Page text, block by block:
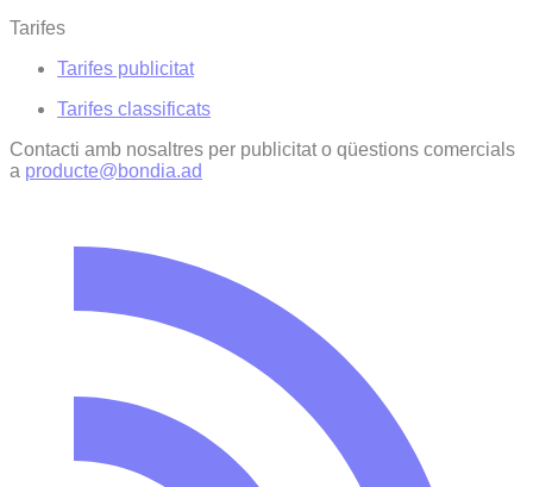
Tarifes
Tarifes publicitat
Tarifes classificats
Contacti amb nosaltres per publicitat o qüestions comercials
a producte@bondia.ad